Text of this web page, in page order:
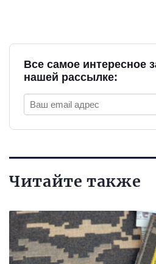
Все самое интересное
нашей рассылке:
Читайте также